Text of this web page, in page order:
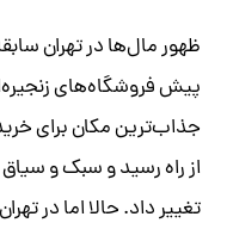
ظهور مال‌ها در تهران
پیش فروشگاه‌های
جذاب‌ترین مکان برای خرید
از راه رسید و سبک و
تغییر داد. حالا اما در